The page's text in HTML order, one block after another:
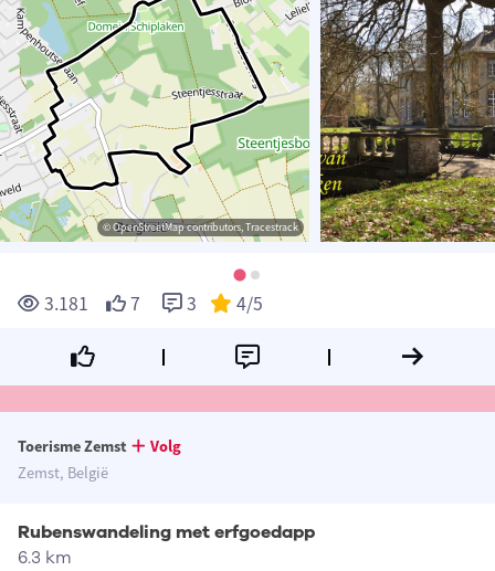
© OpenStreetMap contributors, Tracestrack
3.181 7 3 4/5
Toerisme Zemst
Volg
Zemst, België
Rubenswandeling met erfgoedapp
6.3 km